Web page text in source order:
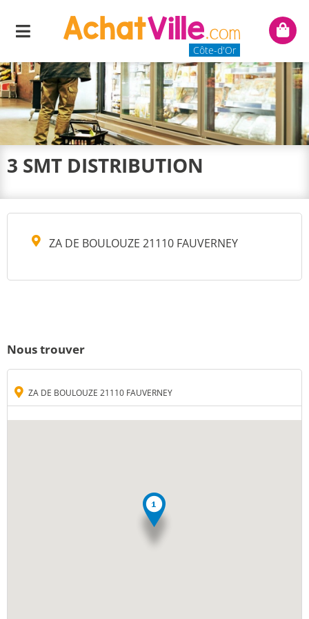
Menu
Côte-d'Or
Mon
3 SMT DISTRIBUTION
ZA DE BOULOUZE 21110 FAUVERNEY
Nous trouver
ZA DE BOULOUZE 21110 FAUVERNEY